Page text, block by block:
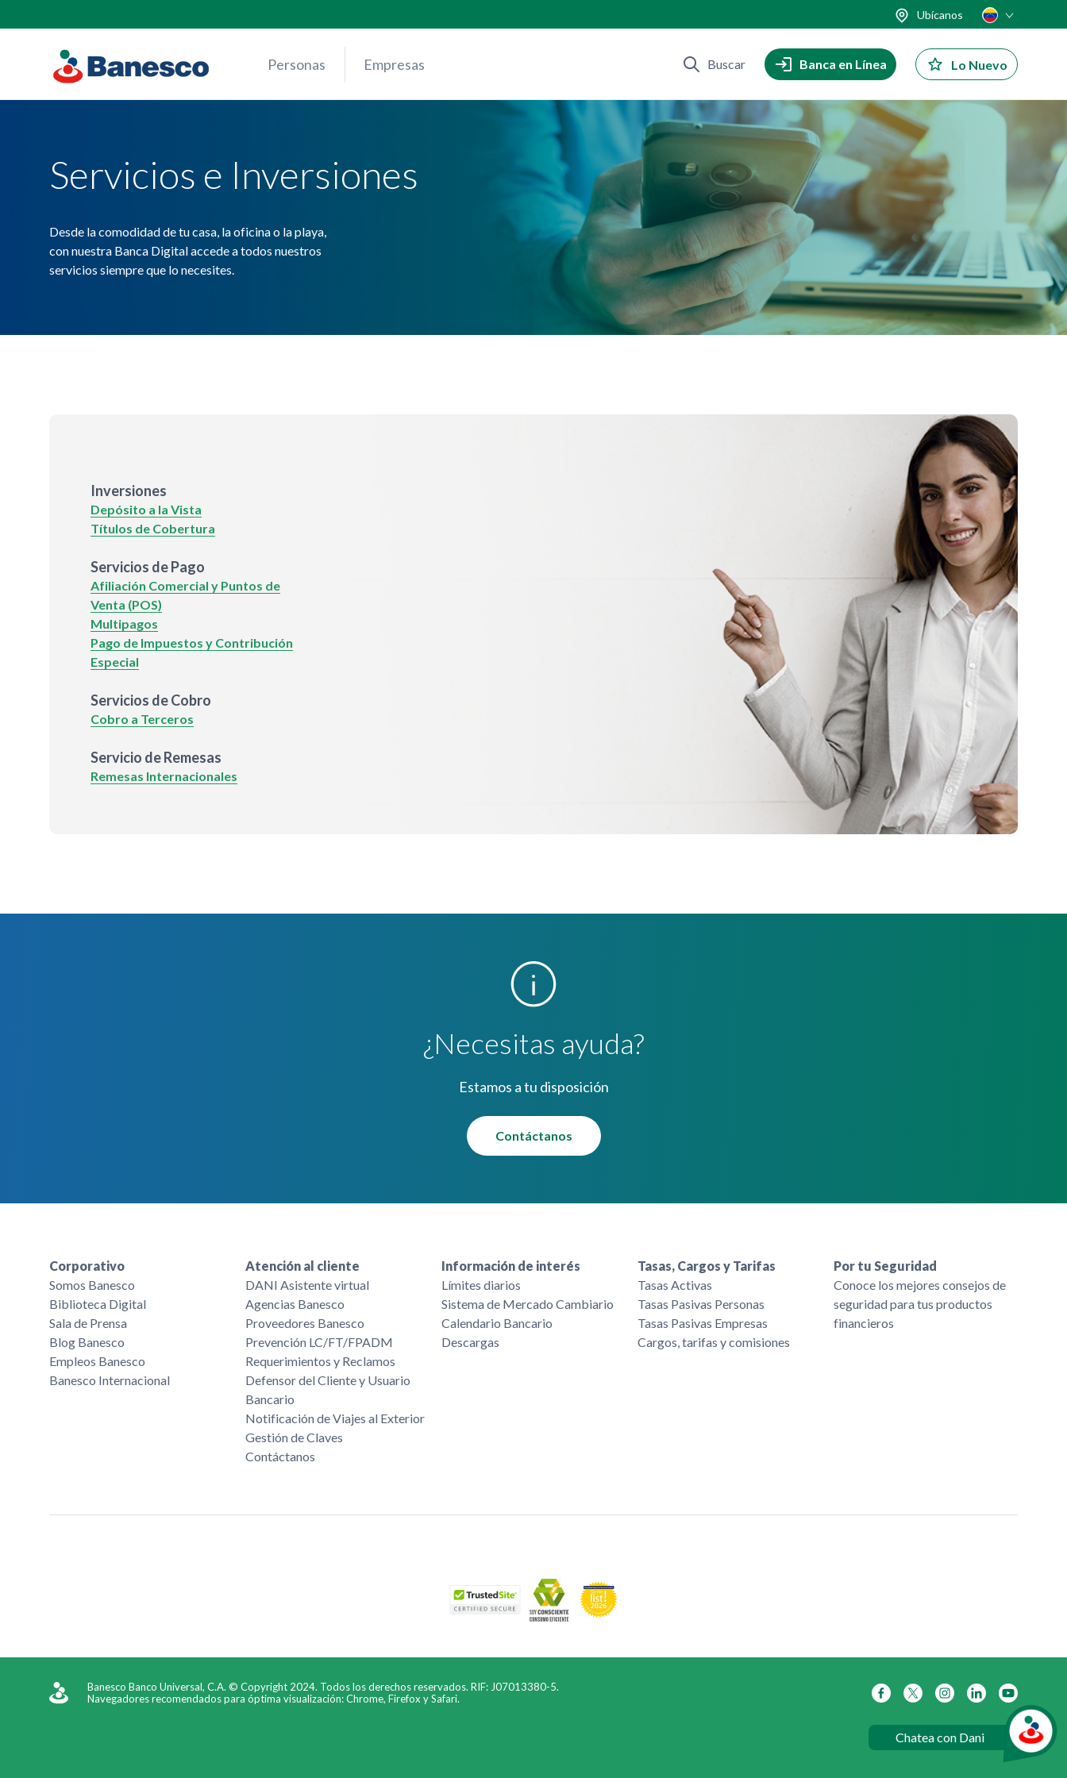
content
Ubícanos
Personas Empresas Buscar Banca en Línea Lo Nuevo
Servicios e Inversiones
Desde la comodidad de tu casa, la oficina o la playa,
con nuestra Banca Digital accede a todos nuestros
servicios siempre que lo necesites.
Inversiones
Depósito a la Vista
Títulos de Cobertura
Servicios de Pago
Afiliación Comercial y Puntos de
Venta (POS)
Multipagos
Pago de Impuestos y Contribución
Especial
Servicios de Cobro
Cobro a Terceros
Servicio de Remesas
Remesas Internacionales
¿Necesitas ayuda?
Estamos a tu disposición
Contáctanos
Corporativo
Somos Banesco
Biblioteca Digital
Sala de Prensa
Blog Banesco
Empleos Banesco
Banesco Internacional
Atención al cliente
DANI Asistente virtual
Agencias Banesco
Proveedores Banesco
Prevención LC/FT/FPADM
Requerimientos y Reclamos
Defensor del Cliente y Usuario
Bancario
Notificación de Viajes al Exterior
Gestión de Claves
Contáctanos
Información de interés
Límites diarios
Sistema de Mercado Cambiario
Calendario Bancario
Descargas
Tasas, Cargos y Tarifas
Tasas Activas
Tasas Pasivas Personas
Tasas Pasivas Empresas
Cargos, tarifas y comisiones
Por tu Seguridad
Conoce los mejores consejos de
seguridad para tus productos
financieros
Banesco Banco Universal, C.A. © Copyright 2024. Todos los derechos reservados. RIF: J07013380-5.
Navegadores recomendados para óptima visualización: Chrome, Firefox y Safari.
Chatea con Dani